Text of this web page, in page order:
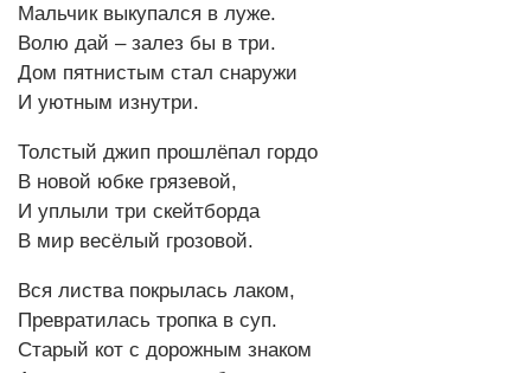
Мальчик выкупался в луже.
Волю дай – залез бы в три.
Дом пятнистым стал снаружи
И уютным изнутри.
Толстый джип прошлёпал гордо
В новой юбке грязевой,
И уплыли три скейтборда
В мир весёлый грозовой.
Вся листва покрылась лаком,
Превратилась тропка в суп.
Старый кот с дорожным знаком